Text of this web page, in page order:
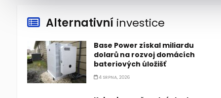
Alternativní investice
Base Power získal miliardu
dolarů na rozvoj domácích
bateriových úložišť
4 SRPNA, 2026